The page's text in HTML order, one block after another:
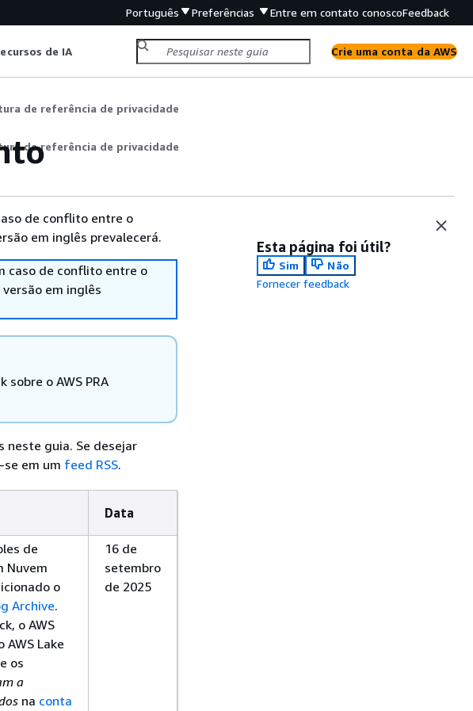
Português Preferências Entre em contato conoscoFeedback
de IA Crie uma conta da AWS
de referência de privacidade
de referência de privacidade
de conflito entre o
em inglês prevalecerá.
caso de conflito entre o
em inglês
o AWS PRA
guia. Se desejar
em um feed RSS.
Data
de
Nuvem
o
Archive.
o AWS
AWS Lake
os
a
na conta
16 de
setembro
de 2025
Esta página foi útil?
Sim
Não
Fornecer feedback